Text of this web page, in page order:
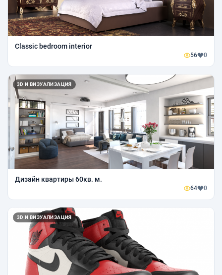
Classic bedroom interior
56 0
3D И ВИЗУАЛИЗАЦИЯ
Дизайн квартиры 60кв. м.
64 0
3D И ВИЗУАЛИЗАЦИЯ